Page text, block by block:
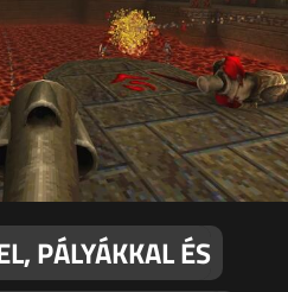
PÁLYÁKKAL ÉS